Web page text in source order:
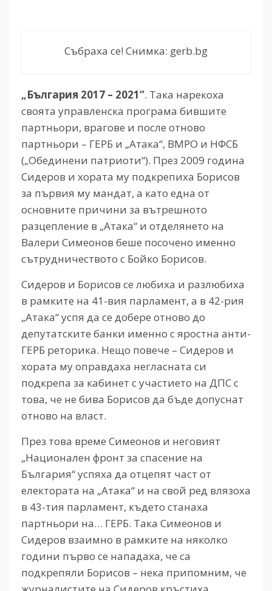
Събраха се! Снимка: gerb.bg
„България 2017 – 2021“. Така нарекоха
своята управленска програма бившите
партньори, врагове и после отново
партньори – ГЕРБ и „Атака“, ВМРО и НФСБ
(„Обединени патриоти“). През 2009 година
Сидеров и хората му подкрепиха Борисов
за първия му мандат, а като една от
основните причини за вътрешното
разцепление в „Атака“ и отделянето на
Валери Симеонов беше посочено именно
сътрудничеството с Бойко Борисов.
Сидеров и Борисов се любиха и разлюбиха
в рамките на 41-вия парламент, а в 42-рия
„Атака“ успя да се добере отново до
депутатските банки именно с яростна анти-
ГЕРБ реторика. Нещо повече – Сидеров и
хората му оправдаха негласната си
подкрепа за кабинет с участието на ДПС с
това, че не бива Борисов да бъде допуснат
отново на власт.
През това време Симеонов и неговият
„Национален фронт за спасение на
България“ успяха да отцепят част от
електората на „Атака“ и на свой ред влязоха
в 43-тия парламент, където станаха
партньори на… ГЕРБ. Така Симеонов и
Сидеров взаимно в рамките на няколко
години първо се нападаха, че са
подкрепяли Борисов – нека припомним, че